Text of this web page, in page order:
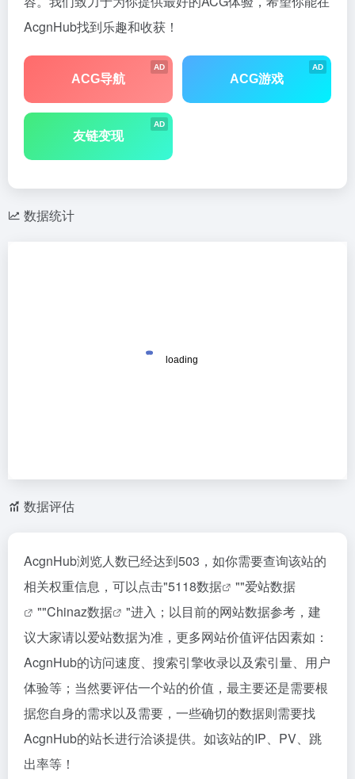
AcgnHub找到乐趣和收获！
AD
ACG导航
AD
ACG游戏
AD
友链变现
数据统计
数据评估
AcgnHub浏览人数已经达到503，如你需要查询该站的
相关权重信息，可以点击"5118数据 ""爱站数据
""Chinaz数据
"进入；以目前的网站数据参考，建
议大家请以爱站数据为准，更多网站价值评估因素如：
AcgnHub的访问速度、搜索引擎收录以及索引量、用户
体验等；当然要评估一个站的价值，最主要还是需要根
据您自身的需求以及需要，一些确切的数据则需要找
AcgnHub的站长进行洽谈提供。如该站的IP、PV、跳
出率等！